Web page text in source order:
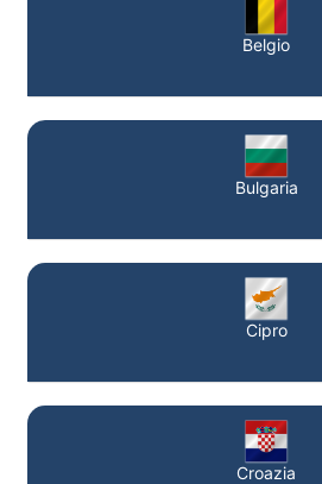
Belgio
Bulgaria
Cipro
Croazia